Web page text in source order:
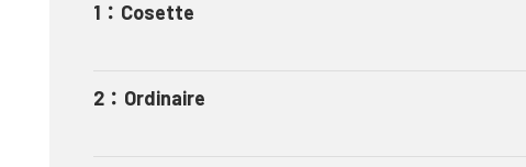
1 ： Cosette
2 ： Ordinaire